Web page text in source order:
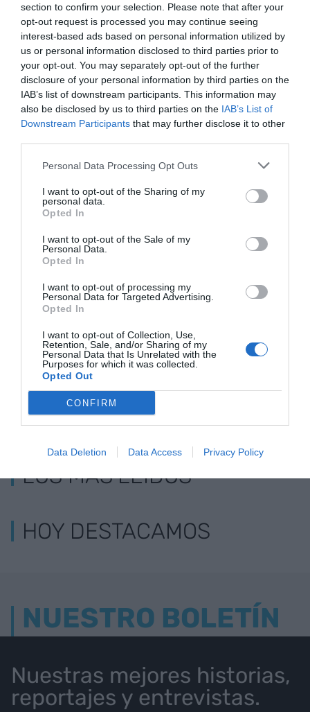
section to confirm your selection. Please note that after your
opt-out request is processed you may continue seeing
interest-based ads based on personal information utilized by
us or personal information disclosed to third parties prior to
your opt-out. You may separately opt-out of the further
disclosure of your personal information by third parties on the
IAB’s list of downstream participants. This information may
also be disclosed by us to third parties on the IAB’s List of
Downstream Participants that may further disclose it to other
Personal Data Processing Opt Outs
I want to opt-out of the Sharing of my
personal data.
Opted In
I want to opt-out of the Sale of my
Personal Data.
Opted In
I want to opt-out of processing my
Personal Data for Targeted Advertising.
Opted In
I want to opt-out of Collection, Use,
Retention, Sale, and/or Sharing of my
Personal Data that Is Unrelated with the
Purposes for which it was collected.
Opted Out
CONFIRM
Data Deletion Data Access Privacy Policy
RELACIONADAS
El RACC impulsa
una herramienta
para evaluar el
impacto
medioambiental de
El RACC convoca el
Concurso Jóvenes
El RACC
en un
de ciclistas
LOS MÁS LEÍDOS
HOY DESTACAMOS
NUESTRO BOLETÍN
Nuestras mejores historias,
reportajes y entrevistas.